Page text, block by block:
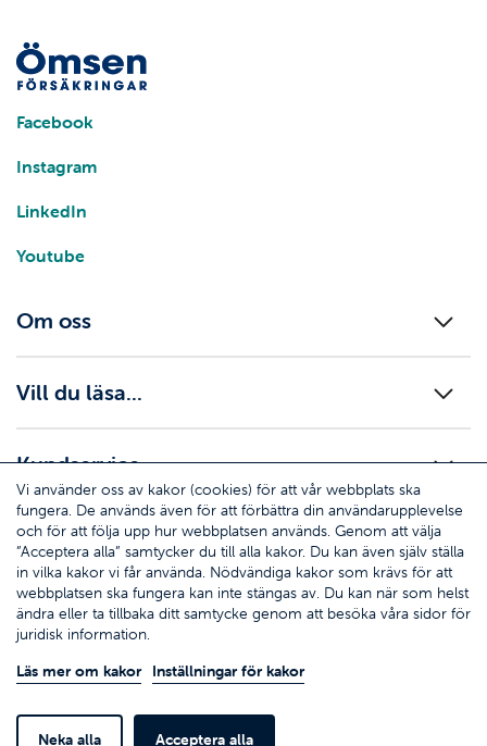
Facebook
Instagram
LinkedIn
Youtube
Om oss
Vill du läsa...
Kundservice
© Ömsen försäkringar - Ålands Ömsesidiga
Försäkringsbolag
* Ömsen debiterar ingen avgift för samtal till våra servicenummer.
information om samtalsavgifter.
Vi använder oss av kakor (cookies) för att vår webbplats ska
fungera. De används även för att förbättra din användarupplevelse
och för att följa upp hur webbplatsen används. Genom att välja
”Acceptera alla” samtycker du till alla kakor. Du kan även själv ställa
in vilka kakor vi får använda. Nödvändiga kakor som krävs för att
webbplatsen ska fungera kan inte stängas av. Du kan när som helst
ändra eller ta tillbaka ditt samtycke genom att besöka våra sidor för
juridisk information.
Läs mer om kakor
Inställningar för kakor
Neka alla Acceptera alla